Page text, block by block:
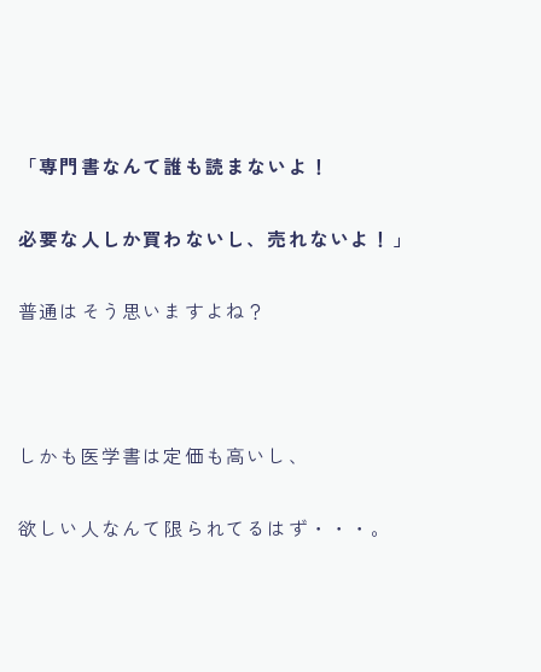
「専門書なんて誰も読まないよ！
必要な人しか買わないし、売れないよ！」
普通はそう思いますよね？
しかも医学書は定価も高いし、
欲しい人なんて限られてるはず・・・。